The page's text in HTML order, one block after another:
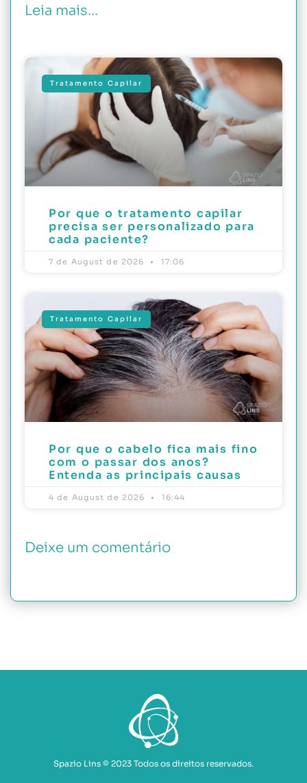
Leia mais...
Tratamento Capilar
Por que o tratamento capilar
precisa ser personalizado para
cada paciente?
7 de August de 2026 17:06
Tratamento Capilar
Por que o cabelo fica mais fino
com o passar dos anos?
Entenda as principais causas
4 de August de 2026 16:44
Deixe um comentário
Spazio Lins © 2023 Todos os direitos reservados.